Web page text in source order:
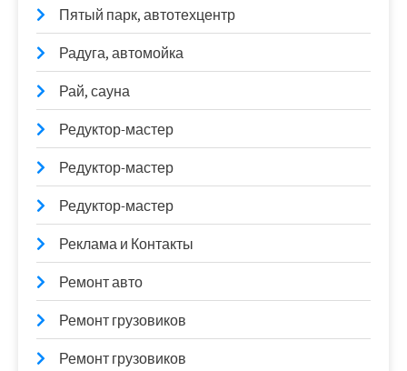
Пятый парк, автотехцентр
Радуга, автомойка
Рай, сауна
Редуктор-мастер
Редуктор-мастер
Редуктор-мастер
Реклама и Контакты
Ремонт авто
Ремонт грузовиков
Ремонт грузовиков